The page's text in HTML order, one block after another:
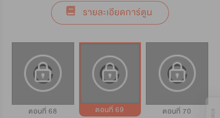
รายละเอียดการ์ตูน
ตอนที่ 68 ตอนที่ 69 ตอนที่ 70